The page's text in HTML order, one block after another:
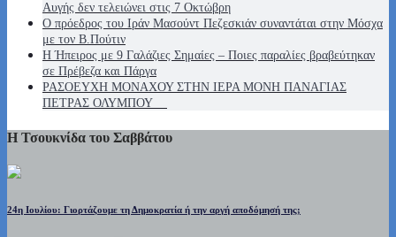
Αυγής δεν τελειώνει στις 7 Οκτώβρη
Ο πρόεδρος του Ιράν Μασούντ Πεζεσκιάν συναντάται στην Μόσχα
με τον Β.Πούτιν
Η Ήπειρος με 9 Γαλάζιες Σημαίες – Ποιες παραλίες βραβεύτηκαν
σε Πρέβεζα και Πάργα
ΡΑΣΟΕΥΧΗ ΜΟΝΑΧΟΥ ΣΤΗΝ ΙΕΡΑ ΜΟΝΗ ΠΑΝΑΓΙΑΣ
ΠΕΤΡΑΣ ΟΛΥΜΠΟΥ
Η Τσουκνίδα του Σαββάτου
24η Ιουλίου: Γιορτάζουμε τη Δημοκρατία ή την αργή αποδόμησή της;